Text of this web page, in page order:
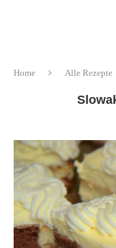
Home Alle Rezepte